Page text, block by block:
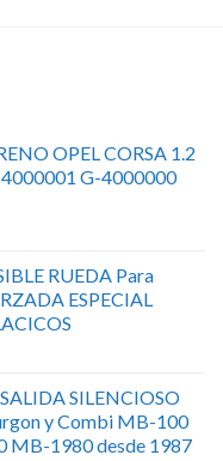
OPEL CORSA 1.2
4000001 G-4000000
RUEDA Para
ESPECIAL
SILENCIOSO
y Combi MB-100
1980 desde 1987